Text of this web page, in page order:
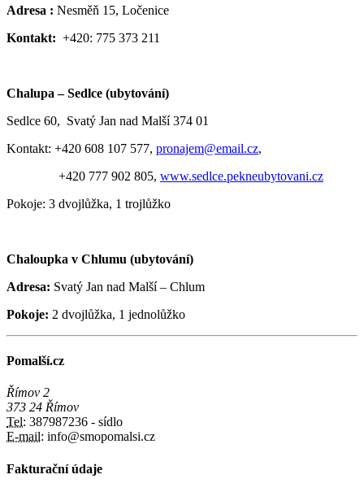
Adresa : Nesměň 15, Ločenice
Kontakt: +420: 775 373 211
Chalupa – Sedlce (ubytování)
Sedlce 60, Svatý Jan nad Malší 374 01
Kontakt: +420 608 107 577, pronajem@email.cz,
+420 777 902 805, www.sedlce.pekneubytovani.cz
Pokoje: 3 dvojlůžka, 1 trojlůžko
Chaloupka v Chlumu (ubytování)
Adresa: Svatý Jan nad Malší – Chlum
Pokoje: 2 dvojlůžka, 1 jednolůžko
Pomalší.cz
Římov 2
373 24 Římov
Tel: 387987236 - sídlo
E-mail: info@smopomalsi.cz
Fakturační údaje